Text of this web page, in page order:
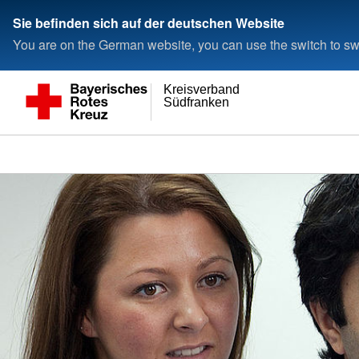
Sie befinden sich auf der deutschen Website
You are on the German website, you can use the switch to
Südfranken
Kreisverband